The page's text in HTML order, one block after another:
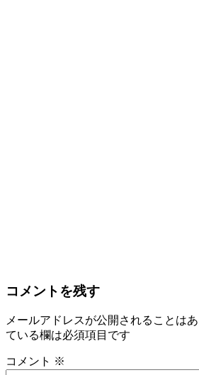
コメントを残す
メールアドレスが公開されることはあ
ている欄は必須項目です
コメント ※